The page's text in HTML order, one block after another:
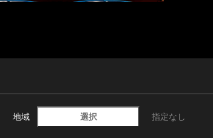
地域 選択 指定なし